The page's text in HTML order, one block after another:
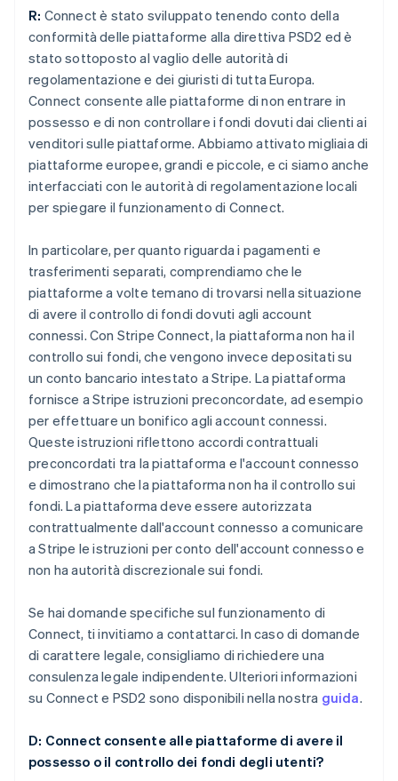
R: Connect è stato sviluppato tenendo conto della
conformità delle piattaforme alla direttiva PSD2 ed è
stato sottoposto al vaglio delle autorità di
regolamentazione e dei giuristi di tutta Europa.
Connect consente alle piattaforme di non entrare in
possesso e di non controllare i fondi dovuti dai clienti ai
venditori sulle piattaforme. Abbiamo attivato migliaia di
piattaforme europee, grandi e piccole, e ci siamo anche
interfacciati con le autorità di regolamentazione locali
per spiegare il funzionamento di Connect.
In particolare, per quanto riguarda i pagamenti e
trasferimenti separati, comprendiamo che le
piattaforme a volte temano di trovarsi nella situazione
di avere il controllo di fondi dovuti agli account
connessi. Con Stripe Connect, la piattaforma non ha il
controllo sui fondi, che vengono invece depositati su
un conto bancario intestato a Stripe. La piattaforma
fornisce a Stripe istruzioni preconcordate, ad esempio
per effettuare un bonifico agli account connessi.
Queste istruzioni riflettono accordi contrattuali
preconcordati tra la piattaforma e l'account connesso
e dimostrano che la piattaforma non ha il controllo sui
fondi. La piattaforma deve essere autorizzata
contrattualmente dall'account connesso a comunicare
a Stripe le istruzioni per conto dell'account connesso e
non ha autorità discrezionale sui fondi.
Se hai domande specifiche sul funzionamento di
Connect, ti invitiamo a contattarci. In caso di domande
di carattere legale, consigliamo di richiedere una
consulenza legale indipendente. Ulteriori informazioni
su Connect e PSD2 sono disponibili nella nostra guida.
D: Connect consente alle piattaforme di avere il
possesso o il controllo dei fondi degli utenti?